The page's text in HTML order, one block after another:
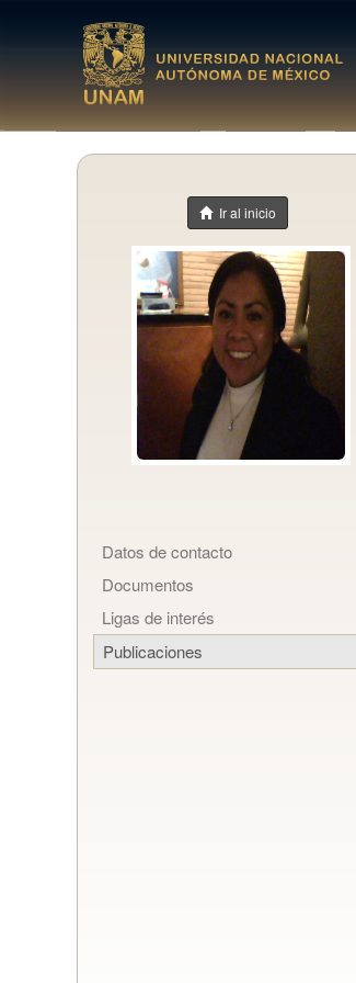
Ir al inicio
Datos de contacto
Documentos
Ligas de interés
Publicaciones